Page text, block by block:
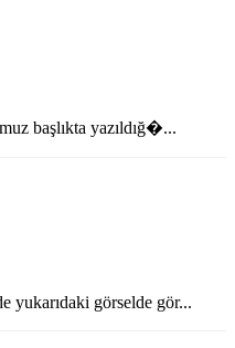
başlıkta yazıldığ�...
yukarıdaki görselde gör...